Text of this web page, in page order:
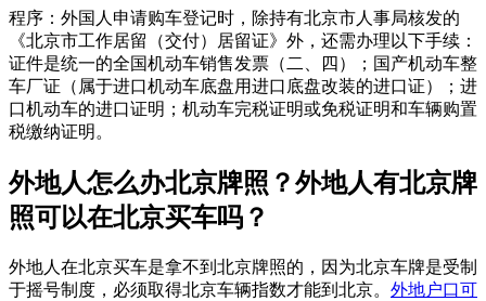
程序：外国人申请购车登记时，除持有北京市人事局核发的
《北京市工作居留（交付）居留证》外，还需办理以下手续：
证件是统一的全国机动车销售发票（二、四）；国产机动车整
车厂证（属于进口机动车底盘用进口底盘改装的进口证）；进
口机动车的进口证明；机动车完税证明或免税证明和车辆购置
税缴纳证明。
​外地人怎么办北京牌照？外地人有北京牌
照可以在北京买车吗？
外地人在北京买车是拿不到北京牌照的，因为北京车牌是受制
于摇号制度，必须取得北京车辆指数才能到北京。 外地户口可